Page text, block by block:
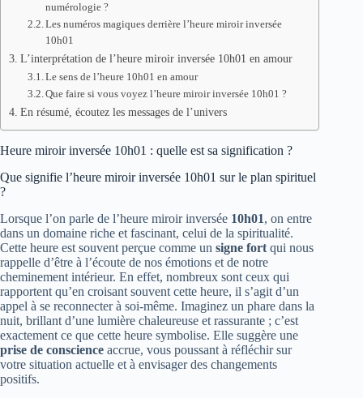
numérologie ?
Les numéros magiques derrière l’heure miroir inversée
10h01
L’interprétation de l’heure miroir inversée 10h01 en amour
Le sens de l’heure 10h01 en amour
Que faire si vous voyez l’heure miroir inversée 10h01 ?
En résumé, écoutez les messages de l’univers
Heure miroir inversée 10h01 : quelle est sa signification ?
Que signifie l’heure miroir inversée 10h01 sur le plan spirituel
?
Lorsque l’on parle de l’heure miroir inversée 10h01, on entre
dans un domaine riche et fascinant, celui de la spiritualité.
Cette heure est souvent perçue comme un signe fort qui nous
rappelle d’être à l’écoute de nos émotions et de notre
cheminement intérieur. En effet, nombreux sont ceux qui
rapportent qu’en croisant souvent cette heure, il s’agit d’un
appel à se reconnecter à soi-même. Imaginez un phare dans la
nuit, brillant d’une lumière chaleureuse et rassurante ; c’est
exactement ce que cette heure symbolise. Elle suggère une
prise de conscience accrue, vous poussant à réfléchir sur
votre situation actuelle et à envisager des changements
positifs.